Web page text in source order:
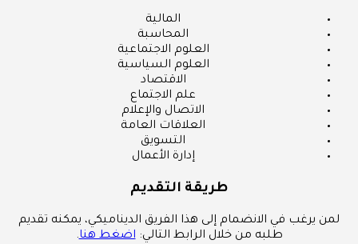
المالية
المحاسبة
العلوم الاجتماعية
العلوم السياسية
الاقتصاد
علم الاجتماع
الاتصال والإعلام
العلاقات العامة
التسويق
إدارة الأعمال
طريقة التقديم
لمن يرغب في الانضمام إلى هذا الفريق الديناميكي، يمكنه تقديم
طلبه من خلال الرابط التالي:اضغط هنا.